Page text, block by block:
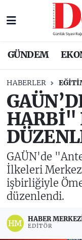
GÜNDEM
HABERLER
HARBİ"
GAÜN'de
İlkeleri
işbirliğiyle
düzenlendi.
HABER
EDITÖR
Nöbetçi
Trafik
Süper Lig
Tüm
Son Dakika
Haber Arşivi